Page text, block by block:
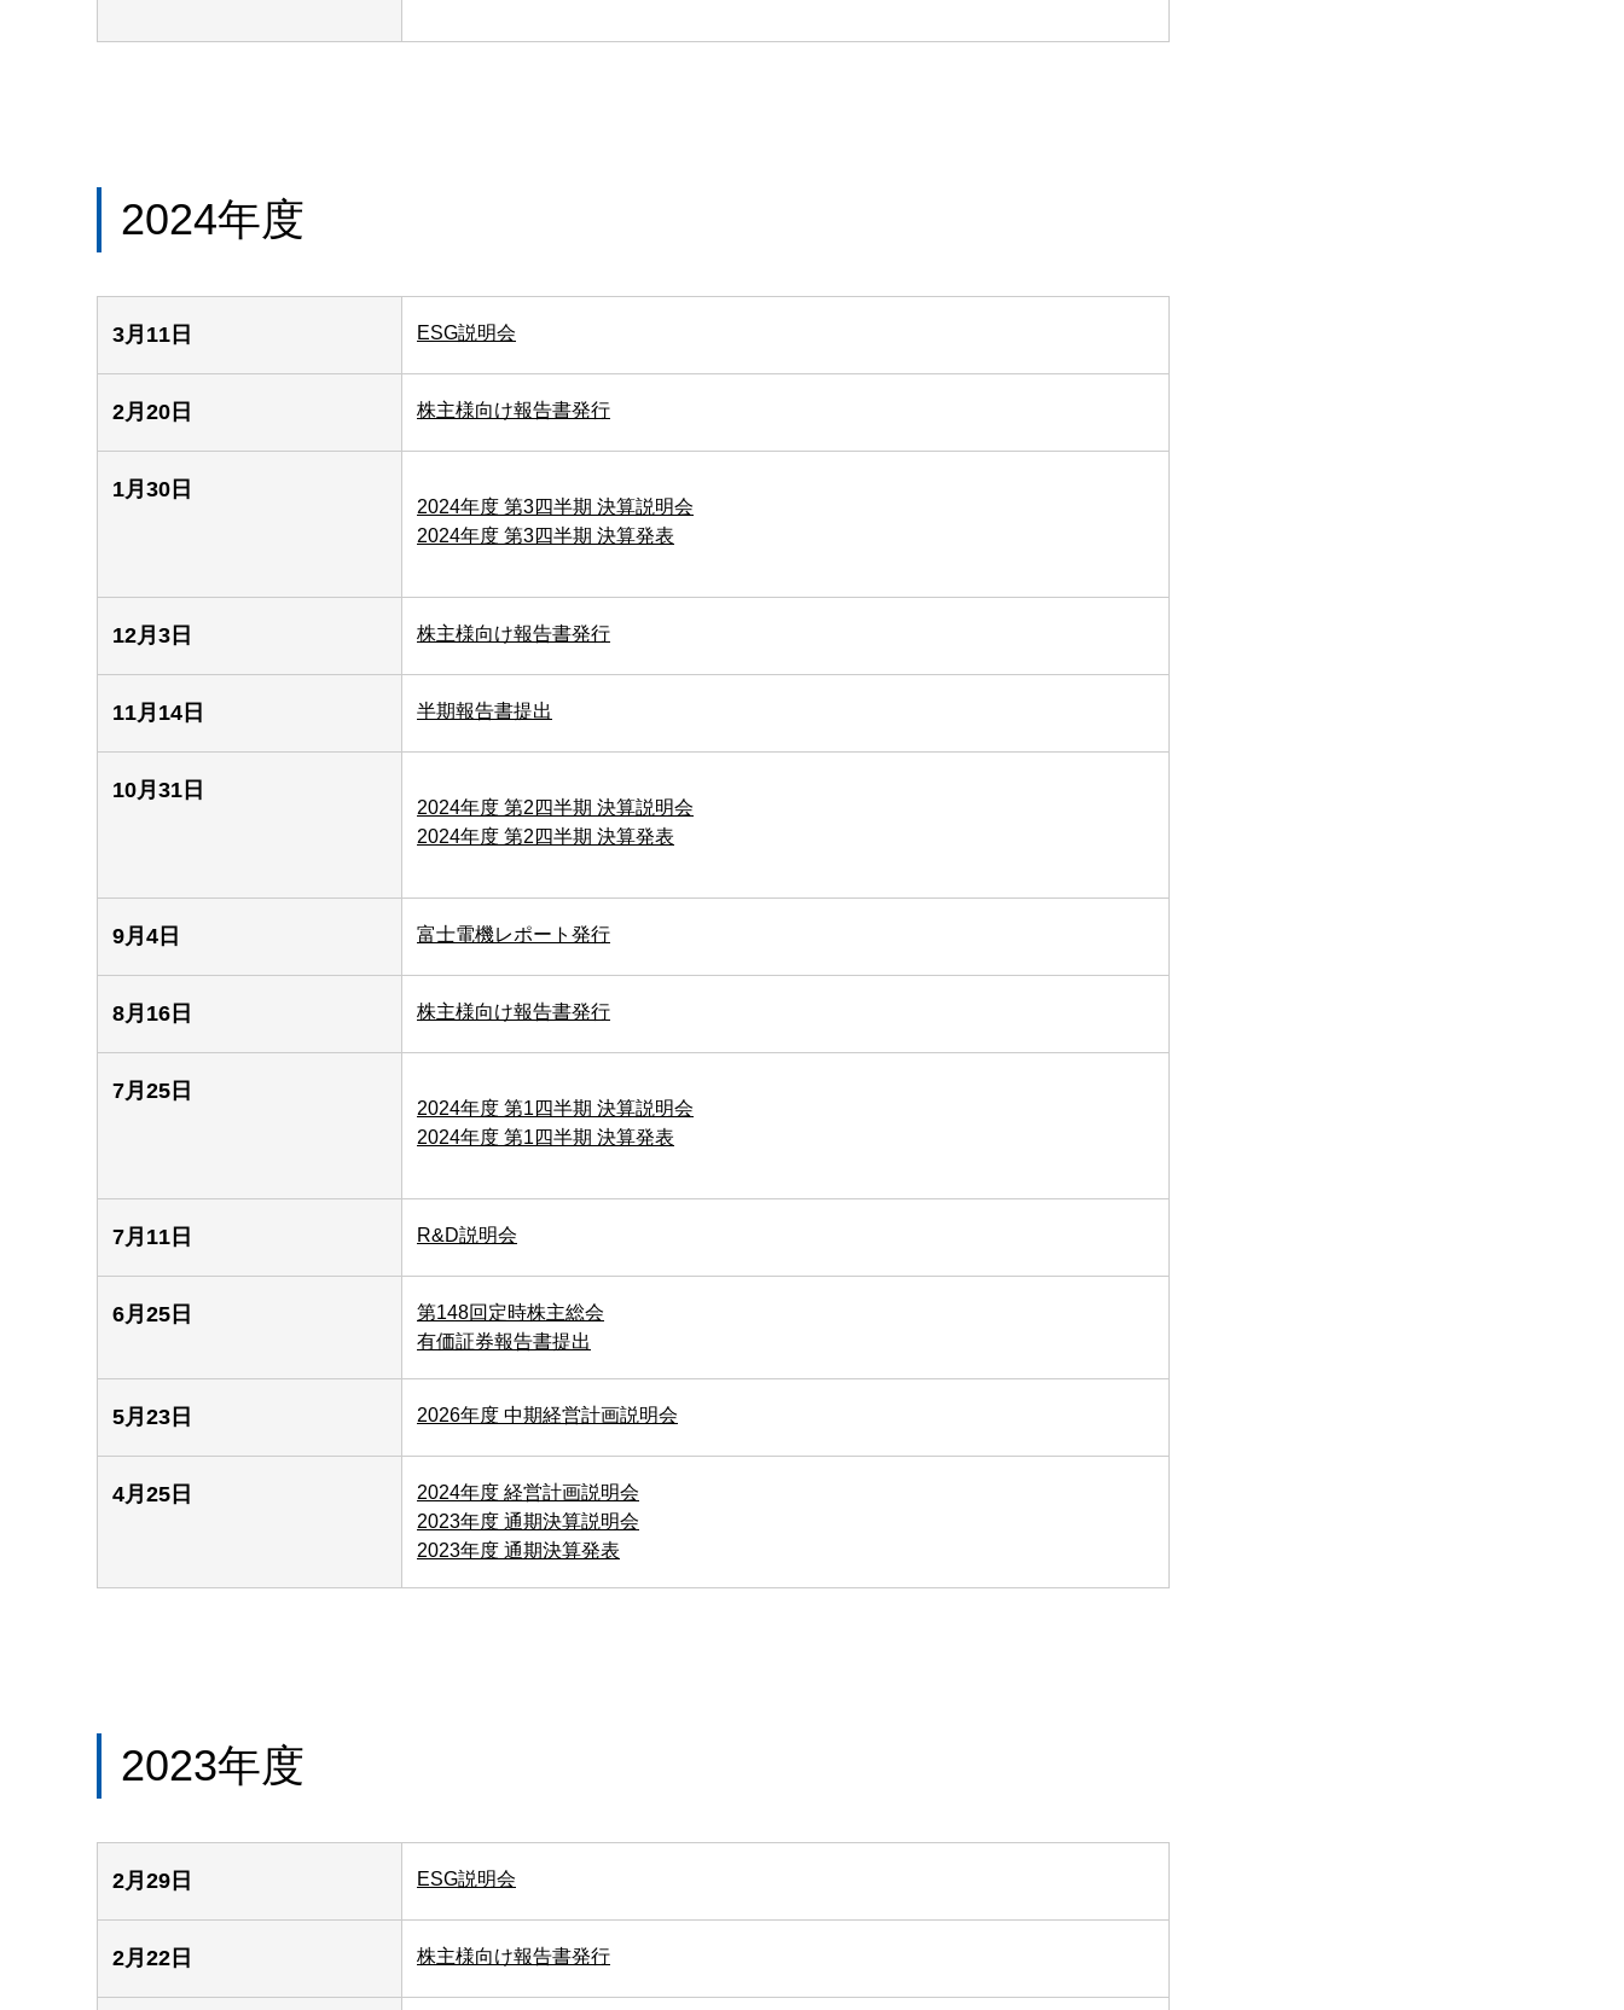
2024年度
3月11日 ESG説明会
2月20日 株主様向け報告書発行
1月30日
2024年度 第3四半期 決算説明会
2024年度 第3四半期 決算発表
12月3日 株主様向け報告書発行
11月14日 半期報告書提出
10月31日
2024年度 第2四半期 決算説明会
2024年度 第2四半期 決算発表
9月4日 富士電機レポート発行
8月16日 株主様向け報告書発行
7月25日
2024年度 第1四半期 決算説明会
2024年度 第1四半期 決算発表
7月11日 R&D説明会
6月25日
第148回定時株主総会
有価証券報告書提出
5月23日 2026年度 中期経営計画説明会
4月25日
2024年度 経営計画説明会
2023年度 通期決算説明会
2023年度 通期決算発表
2023年度
2月29日 ESG説明会
2月22日 株主様向け報告書発行